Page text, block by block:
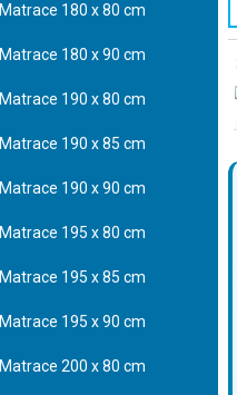
Matrace 180 x 80 cm
Matrace 180 x 90 cm
Matrace 190 x 80 cm
Matrace 190 x 85 cm
Matrace 190 x 90 cm
Matrace 195 x 80 cm
Matrace 195 x 85 cm
Matrace 195 x 90 cm
Matrace 200 x 80 cm